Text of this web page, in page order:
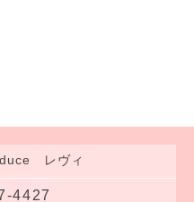
レヴィ
4427